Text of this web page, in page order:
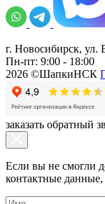
г. Новосибирск, ул.
Пн-пт: 9:00 - 18:00
2026 ©ШапкиНСК
заказать обратный
Если вы не смогли
контактные